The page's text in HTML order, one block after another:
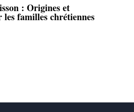
: Origines et
familles chrétiennes